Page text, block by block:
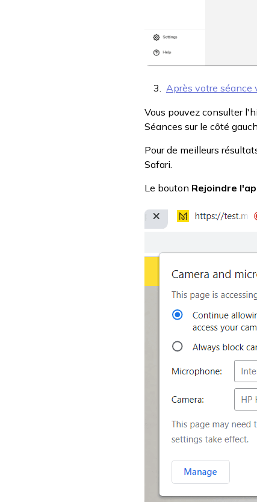
Après votre séance
Vous pouvez consulter
Séances sur le côté
Pour de meilleurs
Safari.
Le bouton Rejoindre